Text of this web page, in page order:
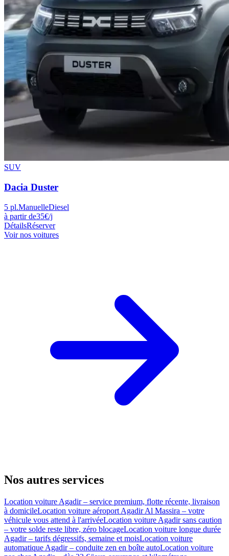
SUV
Dacia Duster
5 pl.ManuelleDiesel
à partir de35€/j
DétailsRéserver
Voir nos voitures
Nos autres services
Location voiture Agadir – service premium, flotte récente, livraison
à domicileLocation voiture aéroport Agadir Al Massira – votre
véhicule vous attend à l'arrivéeLocation voiture Agadir sans caution
– votre solde reste libre, zéro blocageLocation voiture longue durée
Agadir – tarifs dégressifs, semaine et moisLocation voiture
automatique Agadir – conduite zen en boîte autoLocation voiture